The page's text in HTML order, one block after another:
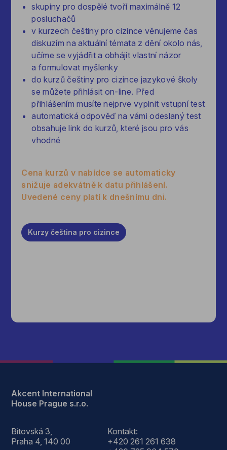
skupiny pro dospělé tvoří maximálně 12
posluchačů
v kurzech češtiny pro cizince věnujeme čas
diskuzím na aktuální témata z dění okolo nás,
učíme se vyjádřit a obhájit vlastní názor
a formulovat myšlenky
do kurzů češtiny pro cizince jazykové školy
se můžete přihlásit on-line. Před
přihlášením musíte nejprve vyplnit vstupní test
automatická odpověď na vámi odeslaný test
obsahuje link do kurzů, které jsou pro vás
vhodné
Cena kurzů v nabídce se automaticky
snižuje adekvátně k datu přihlášení.
Uvedené ceny platí k dnešnímu dni.
Kurzyčeština pro cizince
Akcent International
House Prague s.r.o.
Bítovská 3,
Praha 4, 140 00
Kontakt:
+420 261 261 638